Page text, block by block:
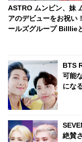
ASTRO ムンビン、妹
アのデビューをお祝い
ールズグループ Billlie
BTS
可能
にな
絶賛